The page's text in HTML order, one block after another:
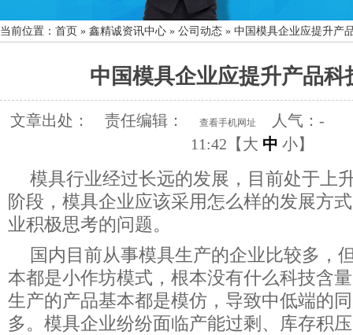
当前位置： 首页 » 鑫精诚资讯中心 » 公司动态 » 中国模具企业应提升产
中国模具企业应提升产品科
文章出处： 责任编辑： 查看手机网址 人气：-
11:42【大 中 小】
模具行业经过长远的发展，目前处于上
阶段，模具企业应该采用怎么样的发展方
业积极思考的问题。
国内目前从事模具生产的企业比较多，
本都是小作坊模式，根本没有什么科技含
生产的产品基本都是模仿，导致中低端的
多。模具企业纷纷面临产能过剩、库存积